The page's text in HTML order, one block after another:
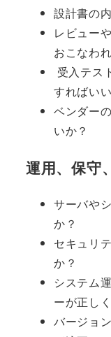
設計書の
レビュー
おこなわ
受入テス
すればい
ベンダー
いか？
運用、保守
サーバや
か？
セキュリ
か？
システム
ーが正し
バージョ